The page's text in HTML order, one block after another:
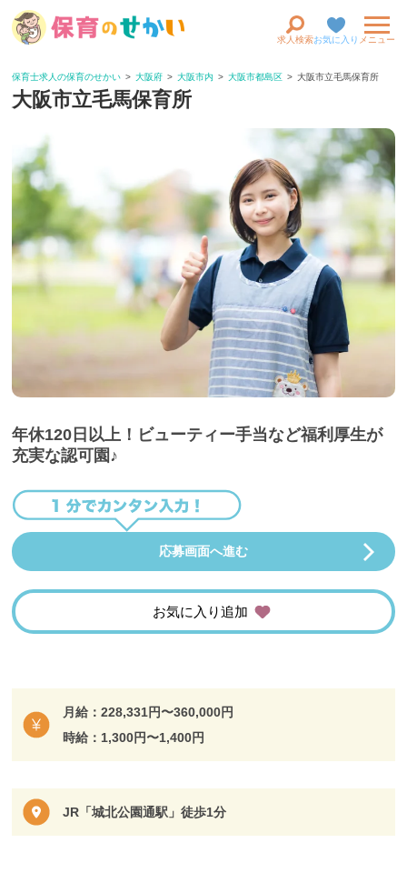
求人検索お気に入り メニュー
保育士求人の保育のせかい 大阪府 大阪市内 大阪市都島区 大阪市立毛馬保育所
大阪市立毛馬保育所
年休120日以上！ビューティー手当など福利厚生が
充実な認可園♪
応募画面へ進む
お気に入り追加
月給：228,331円〜360,000円
時給：1,300円〜1,400円
JR「城北公園通駅」徒歩1分